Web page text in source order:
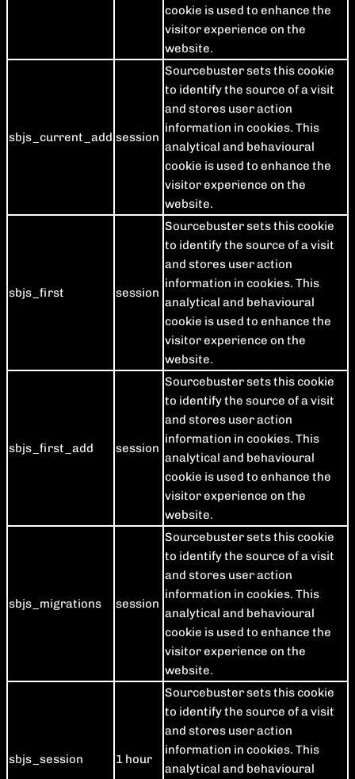
cookie is used to enhance the
visitor experience on the
website.
sbjs_current_add session
Sourcebuster sets this cookie
to identify the source of a visit
and stores user action
information in cookies. This
analytical and behavioural
cookie is used to enhance the
visitor experience on the
website.
sbjs_first session
Sourcebuster sets this cookie
to identify the source of a visit
and stores user action
information in cookies. This
analytical and behavioural
cookie is used to enhance the
visitor experience on the
website.
sbjs_first_add session
Sourcebuster sets this cookie
to identify the source of a visit
and stores user action
information in cookies. This
analytical and behavioural
cookie is used to enhance the
visitor experience on the
website.
sbjs_migrations session
Sourcebuster sets this cookie
to identify the source of a visit
and stores user action
information in cookies. This
analytical and behavioural
cookie is used to enhance the
visitor experience on the
website.
sbjs_session 1 hour
Sourcebuster sets this cookie
to identify the source of a visit
and stores user action
information in cookies. This
analytical and behavioural